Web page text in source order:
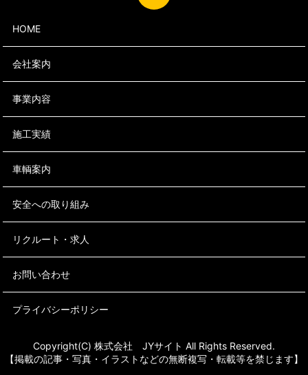
HOME
会社案内
事業内容
施工実績
車輌案内
安全への取り組み
リクルート・求人
お問い合わせ
プライバシーポリシー
Copyright(C) 株式会社 JYサイト All Rights Reserved.
【掲載の記事・写真・イラストなどの無断複写・転載等を禁じます】